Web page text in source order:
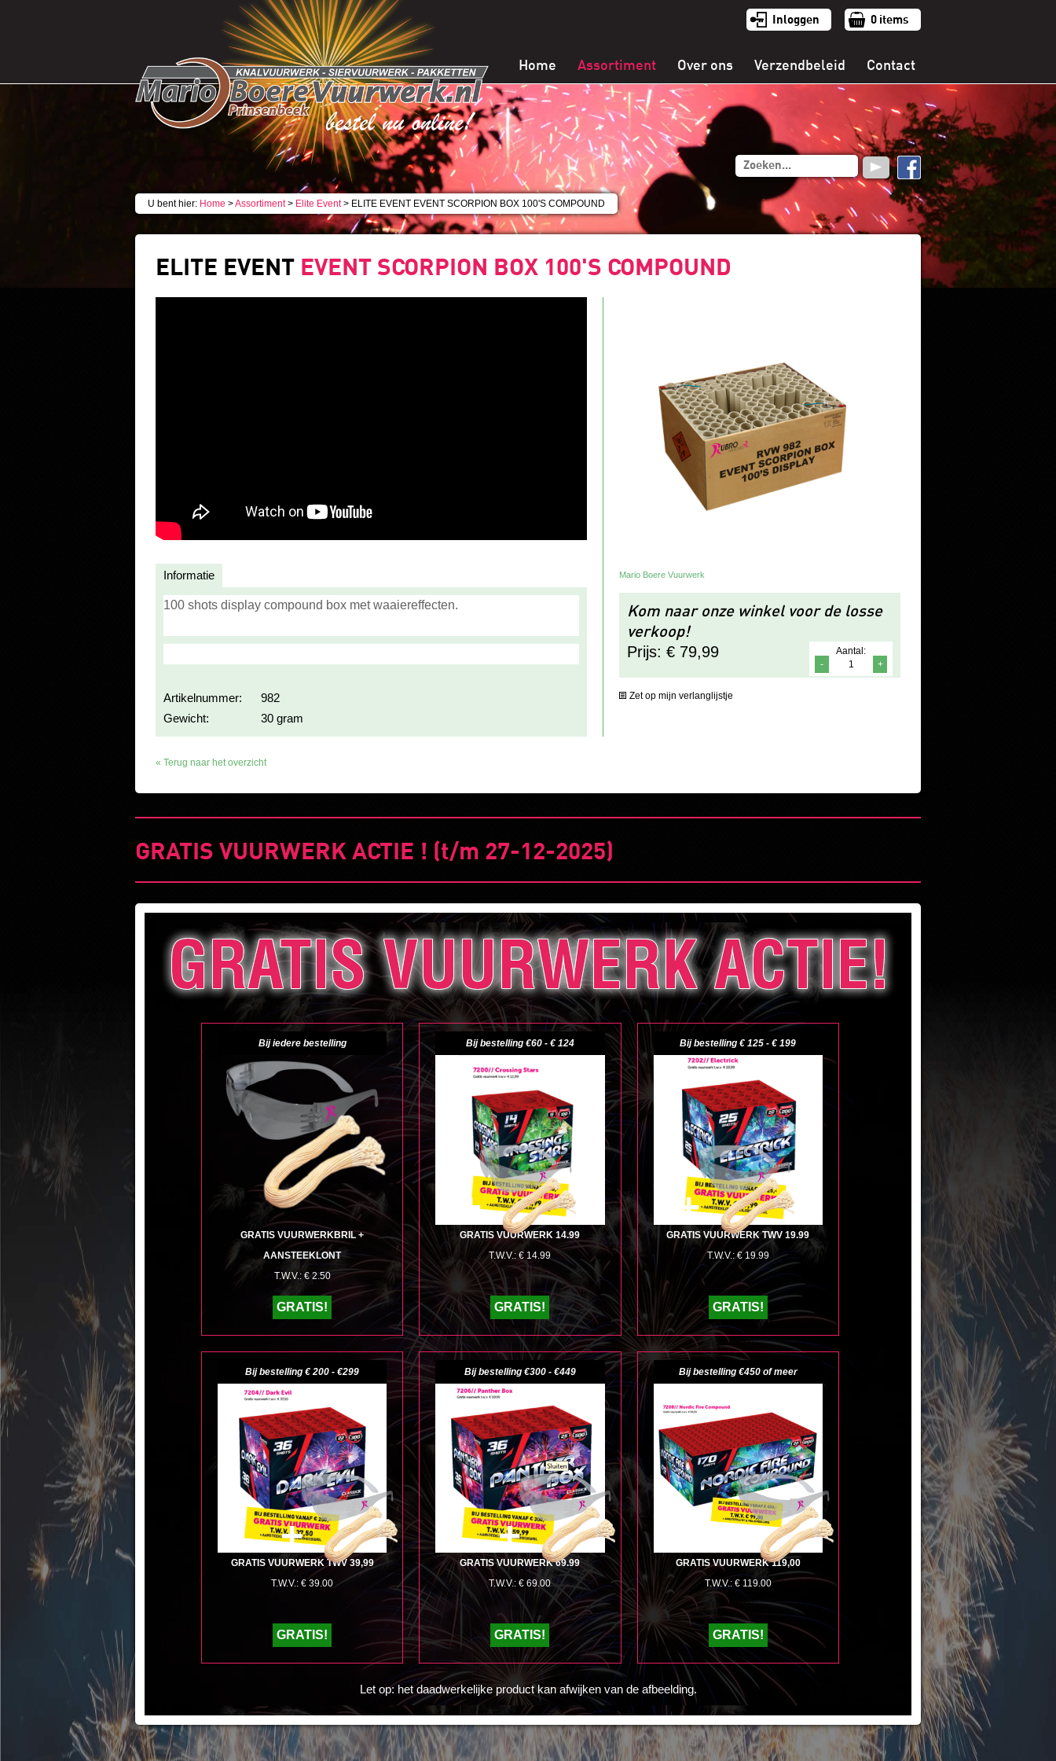
Inloggen 0 items
Home Assortiment Over ons Verzendbeleid Contact
U bent hier: Home >Assortiment> Elite Event> ELITE EVENT EVENT SCORPION BOX 100'S COMPOUND
ELITE EVENT EVENT SCORPION BOX 100'S COMPOUND
Informatie
100 shots display compound box met waaiereffecten.
Artikelnummer:
982
Gewicht:
30 gram
Mario Boere Vuurwerk
Kom naar onze winkel voor de losse
verkoop!
Aantal:
-
+
Prijs: € 79,99
Zet op mijn verlanglijstje
« Terug naar het overzicht
GRATIS VUURWERK ACTIE ! (t/m 27-12-2025)
Bij iedere bestelling
GRATIS VUURWERKBRIL +
AANSTEEKLONT
T.W.V.: € 2.50
GRATIS!
Bij bestelling €60 - € 124
+
GRATIS VUURWERK 14.99
T.W.V.: € 14.99
GRATIS!
Bij bestelling € 125 - € 199
+
GRATIS VUURWERK TWV 19.99
T.W.V.: € 19.99
GRATIS!
Bij bestelling € 200 - €299
+
GRATIS VUURWERK TWV 39,99
T.W.V.: € 39.00
GRATIS!
Bij bestelling €300 - €449
+
GRATIS VUURWERK 69.99
T.W.V.: € 69.00
GRATIS!
Bij bestelling €450 of meer
+
GRATIS VUURWERK 119,00
T.W.V.: € 119.00
GRATIS!
Let op: het daadwerkelijke product kan afwijken van de afbeelding.